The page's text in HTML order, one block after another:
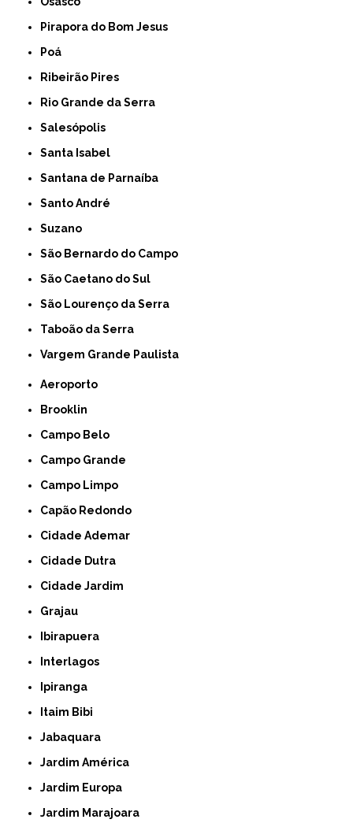
Pirapora do Bom Jesus
Poá
Ribeirão Pires
Rio Grande da Serra
Salesópolis
Santa Isabel
Santana de Parnaíba
Santo André
Suzano
São Bernardo do Campo
São Caetano do Sul
São Lourenço da Serra
Taboão da Serra
Vargem Grande Paulista
Aeroporto
Brooklin
Campo Belo
Campo Grande
Campo Limpo
Capão Redondo
Cidade Ademar
Cidade Dutra
Cidade Jardim
Grajau
Ibirapuera
Interlagos
Ipiranga
Itaim Bibi
Jabaquara
Jardim América
Jardim Europa
Jardim Marajoara